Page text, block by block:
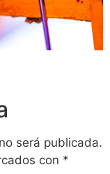
será publicada.
con *